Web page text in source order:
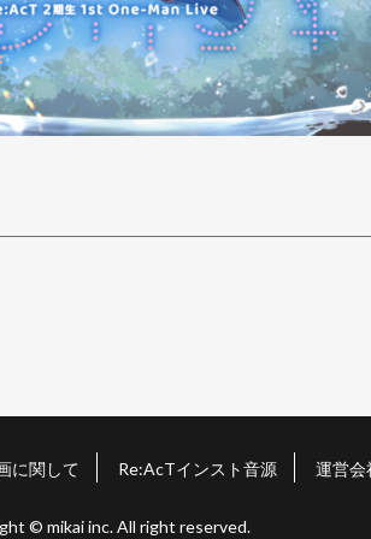
に関して Re:AcTインスト音源 運営会
© mikai inc. All right reserved.